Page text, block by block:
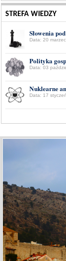
STREFA WIEDZY
Słowenia
Data: 20
Polityka
Data: 03
Nuklearne
Data: 17